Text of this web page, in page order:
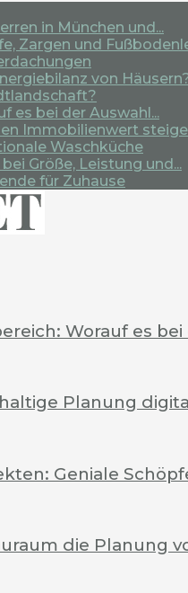
in München und...
Zargen und
von
es bei der Auswahl...
Immobilienwert
Waschküche
Größe, Leistung und...
für Zuhause
Worauf es
Planung
Geniale
die Planung